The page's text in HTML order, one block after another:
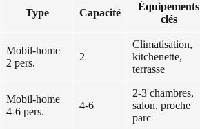
Type Capacité
Équipements
clés
Mobil-home
2 pers.
2
Climatisation,
kitchenette,
terrasse
Mobil-home
4-6 pers.
4-6
2-3 chambres,
salon, proche
parc